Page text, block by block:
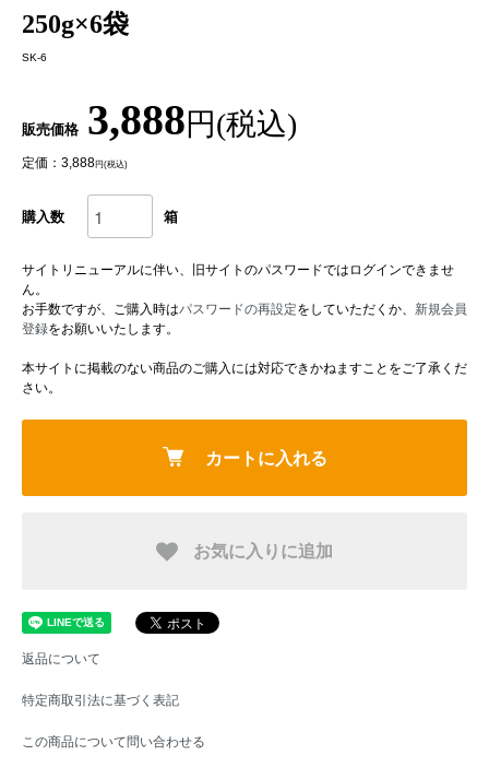
250g×6袋
SK-6
販売価格 3,888円(税込)
定価：3,888円(税込)
購入数 箱
サイトリニューアルに伴い、旧サイトのパスワードではログインできませ
ん。
お手数ですが、ご購入時はパスワードの再設定をしていただくか、 新規会員
登録をお願いいたします。
本サイトに掲載のない商品のご購入には対応できかねますことをご了承くだ
さい。
カートに入れる
お気に入りに追加
返品について
特定商取引法に基づく表記
この商品について問い合わせる